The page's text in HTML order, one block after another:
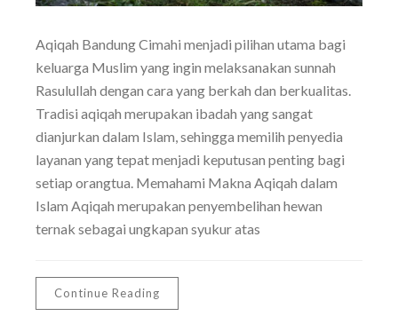
Aqiqah Bandung Cimahi menjadi pilihan utama bagi
keluarga Muslim yang ingin melaksanakan sunnah
Rasulullah dengan cara yang berkah dan berkualitas.
Tradisi aqiqah merupakan ibadah yang sangat
dianjurkan dalam Islam, sehingga memilih penyedia
layanan yang tepat menjadi keputusan penting bagi
setiap orangtua. Memahami Makna Aqiqah dalam
Islam Aqiqah merupakan penyembelihan hewan
ternak sebagai ungkapan syukur atas
Continue Reading